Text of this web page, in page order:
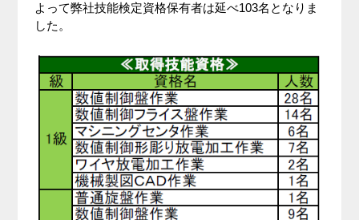
よって弊社技能検定資格保有者は延べ103名となりま
した。